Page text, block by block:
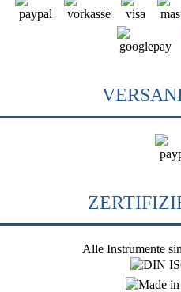
Alle Instrumente